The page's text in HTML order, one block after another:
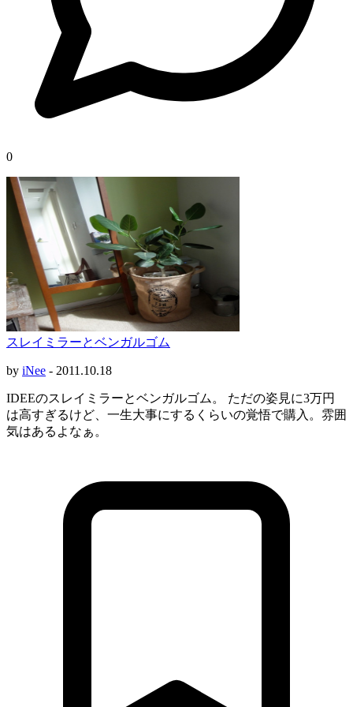
0
スレイミラーとベンガルゴム
by iNee - 2011.10.18
IDEEのスレイミラーとベンガルゴム。 ただの姿見に3万円
は高すぎるけど、一生大事にするくらいの覚悟で購入。雰囲
気はあるよなぁ。